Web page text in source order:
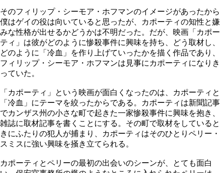
そのフィリップ・シーモア・ホフマンのイメージがあったから
僕はゲイの役は向いていると思ったが、カポーティの知性と嫌
みな性格が出せるかどうかは不明だった。だが、映画「カポー
ティ」は彼がどのように惨殺事件に興味を持ち、どう取材し、
どのように「冷血」を作り上げていったかを描く作品であり、
フィリップ・シーモア・ホフマンは見事にカポーティになりき
っていた。
「カポーティ」という映画が面白くなったのは、カポーティと
「冷血」にテーマを絞ったからである。カポーティは新聞記事
でカンザス州の小さな町で起きた一家惨殺事件に興味を抱き、
雑誌に取材記事を書くことにする。その町で取材をしていると
きにふたりの犯人が捕まり、カポーティはそのひとりペリー・
スミスに強い興味を掻き立てられる。
カポーティとペリーの最初の出会いのシーンが、とても面白